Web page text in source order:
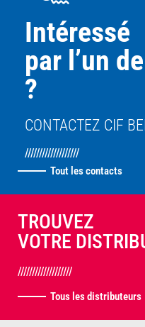
Intéressé
par l’un
?
CONTACTEZ CIF
///////////////////
Tout les contacts
TROUVEZ
VOTRE
///////////////////
Tous les distributeurs